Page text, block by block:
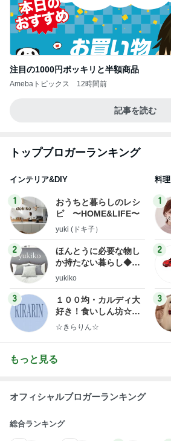
注目の1000円ポッキリと半額商品
Amebaトピックス 12時間前
記事を読む
トップブロガーランキング
インテリア&DIY
1
おうちと暮らしのレシ
ピ 〜HOME&LIFE〜
yuki (ドキ子）
2
ほんとうに必要な物し
か持たない暮らし◆Ke
ep Life Simple◆〜イ
yukiko
3
１００均・カルディ大
好き！食いしん坊☆き
らりん☆のブログ
☆きらりん☆
料理
1
2
3
もっと見る
オフィシャルブロガーランキング
総合ランキング